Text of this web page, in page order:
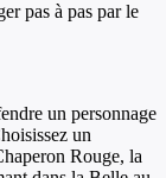
pas à pas par le
un personnage
un
Rouge, la